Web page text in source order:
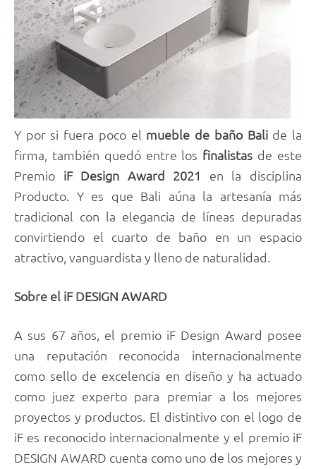
Y por si fuera poco el mueble de baño Bali de la
firma, también quedó entre los finalistas de este
Premio iF Design Award 2021 en la disciplina
Producto. Y es que Bali aúna la artesanía más
tradicional con la elegancia de líneas depuradas
convirtiendo el cuarto de baño en un espacio
atractivo, vanguardista y lleno de naturalidad.
Sobre el iF DESIGN AWARD
A sus 67 años, el premio iF Design Award posee
una reputación reconocida internacionalmente
como sello de excelencia en diseño y ha actuado
como juez experto para premiar a los mejores
proyectos y productos. El distintivo con el logo de
iF es reconocido internacionalmente y el premio iF
DESIGN AWARD cuenta como uno de los mejores y